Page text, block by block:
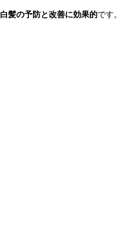
白髪の予防と改善に効果的です。